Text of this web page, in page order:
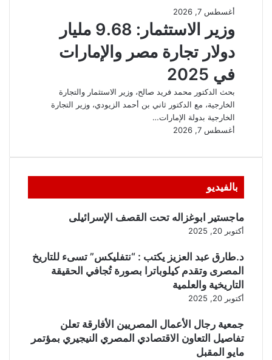
بالفيديو
ماجستير ابوغزاله تحت القصف الإسرائيلى
أكتوبر 20, 2025
د.طارق عبد العزيز يكتب : “نتفليكس” تسىء للتاريخ
المصرى وتقدم كيلوباترا بصورة تُجافي الحقيقة
التاريخية والعلمية
أكتوبر 20, 2025
جمعية رجال الأعمال المصريين الأفارقة تعلن
تفاصيل التعاون الاقتصادي المصري النيجيري بمؤتمر
مايو المقبل